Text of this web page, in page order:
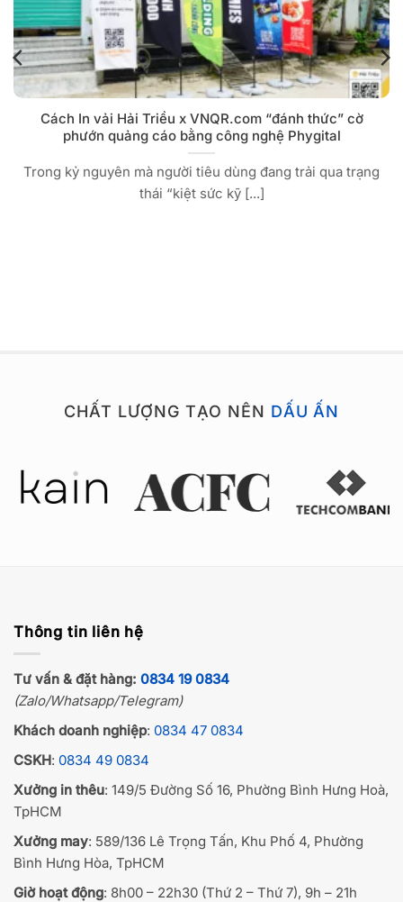
Cách In vải Hải Triều x VNQR.com “đánh thức” cờ
phướn quảng cáo bằng công nghệ Phygital
Trong kỷ nguyên mà người tiêu dùng đang trải qua trạng
thái “kiệt sức kỹ [...]
CHẤT LƯỢNG TẠO NÊN DẤU ẤN
Thông tin liên hệ
Tư vấn & đặt hàng: 0834 19 0834
(Zalo/Whatsapp/Telegram)
Khách doanh nghiệp: 0834 47 0834
CSKH: 0834 49 0834
Xưởng in thêu: 149/5 Đường Số 16, Phường Bình Hưng Hoà,
TpHCM
Xưởng may: 589/136 Lê Trọng Tấn, Khu Phố 4, Phường
Bình Hưng Hòa, TpHCM
Giờ hoạt động: 8h00 – 22h30 (Thứ 2 – Thứ 7), 9h – 21h